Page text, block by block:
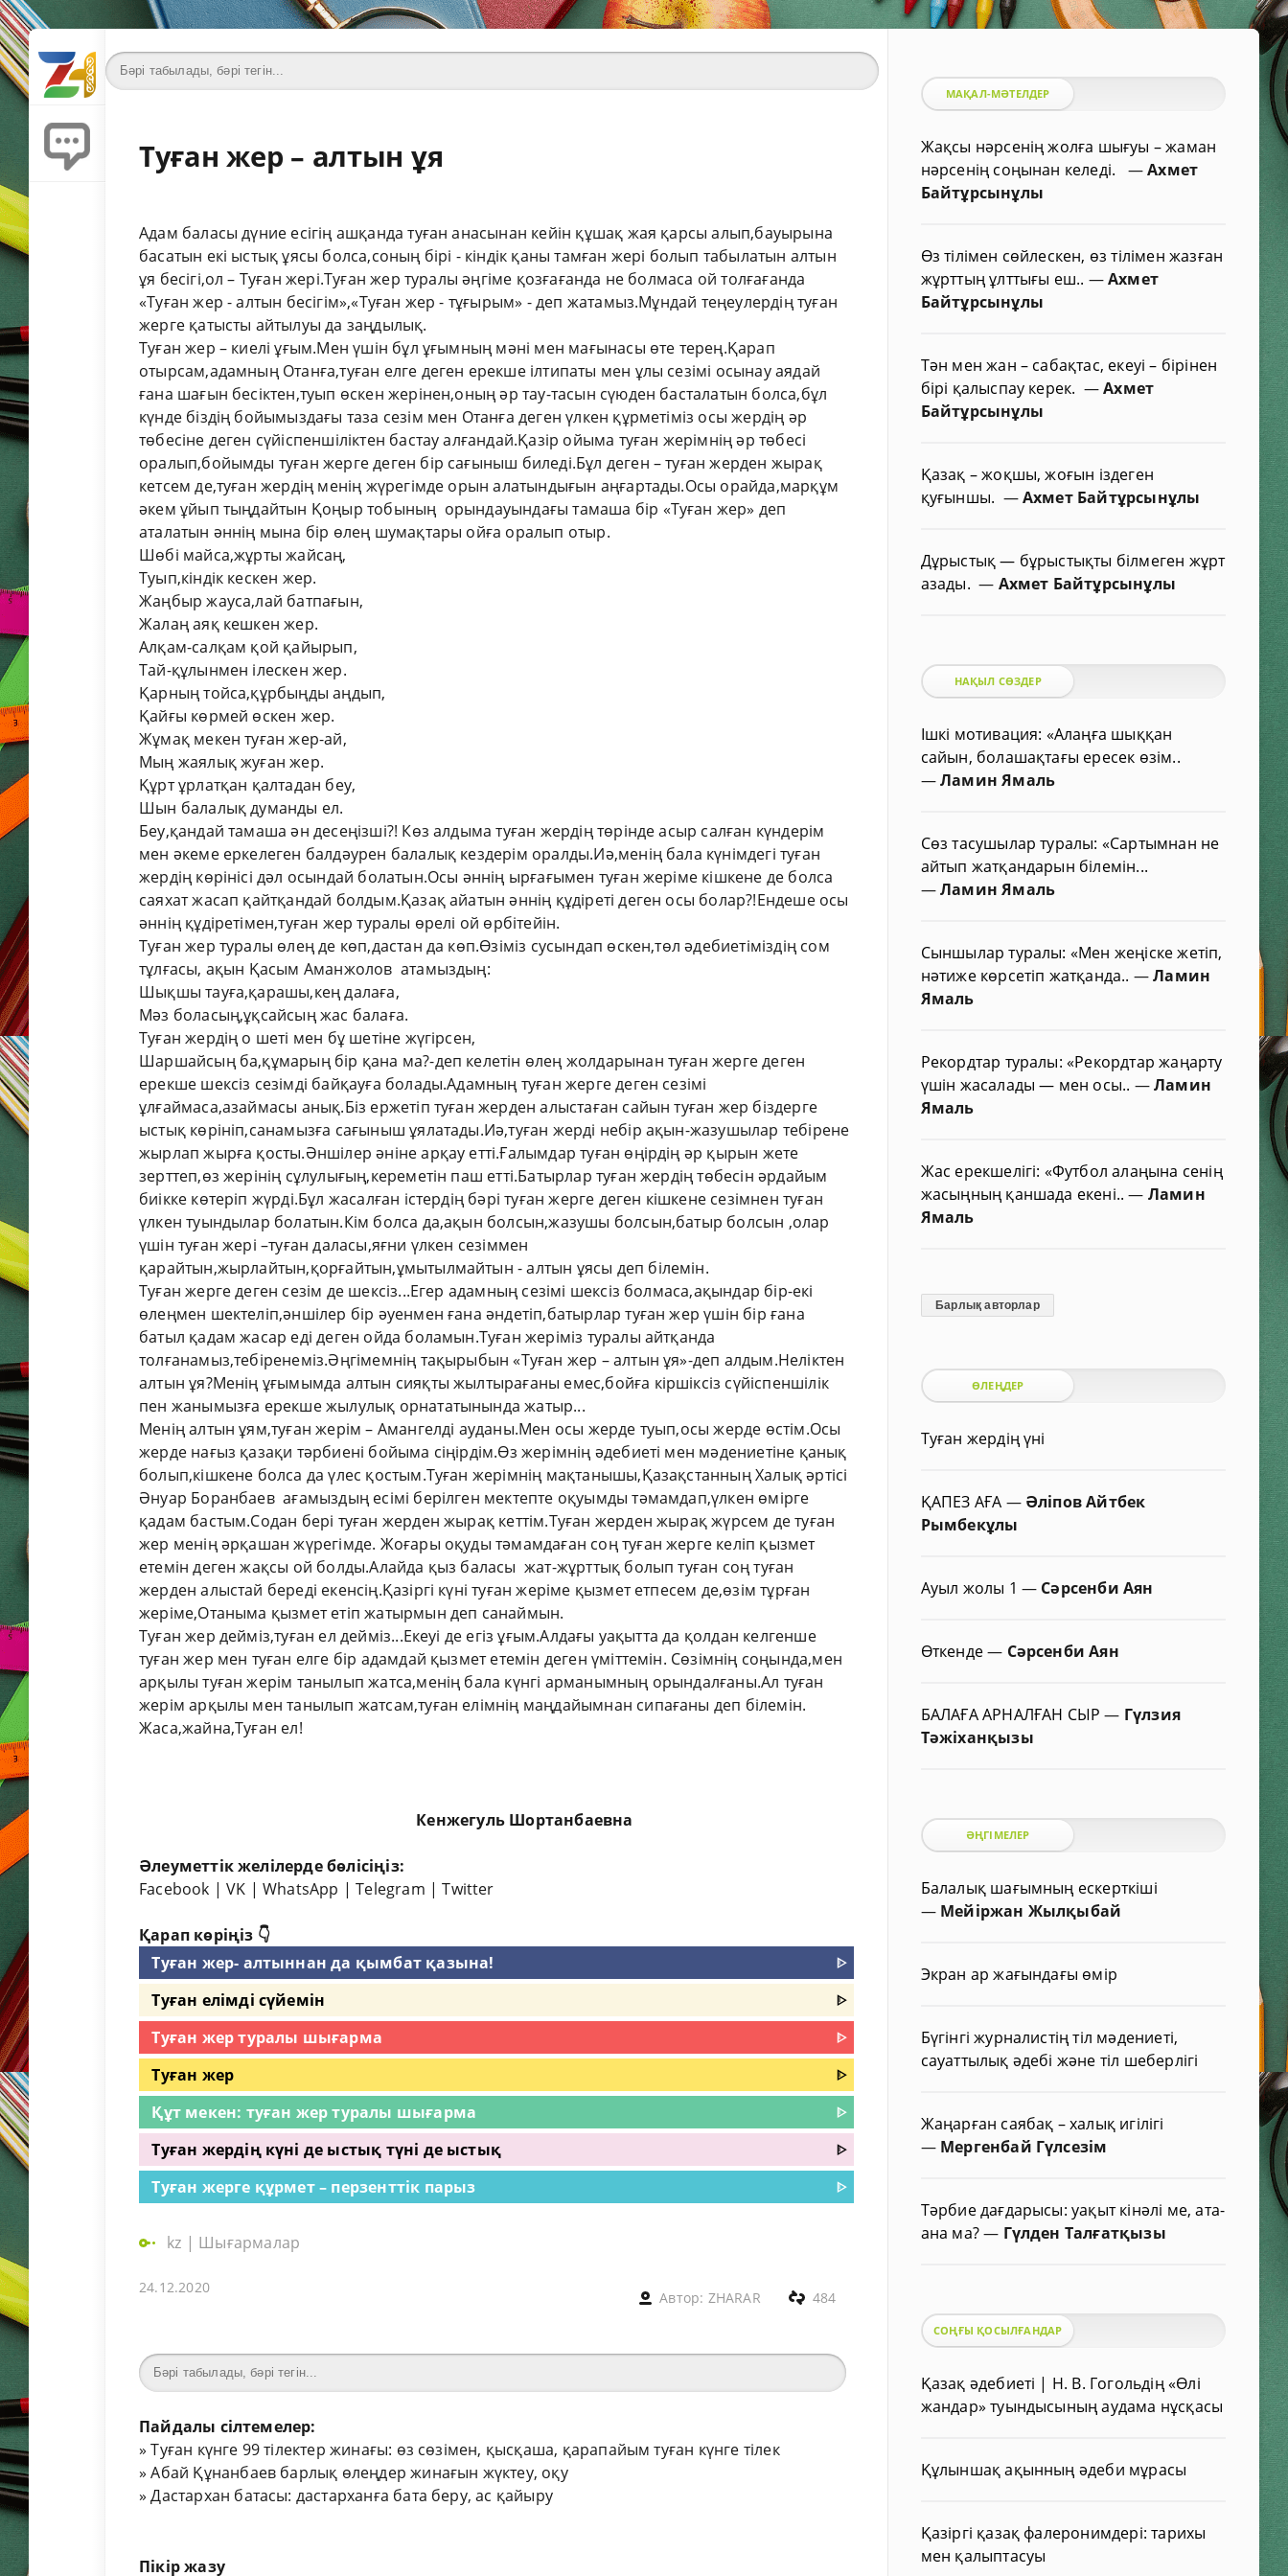
Туған жер – алтын ұя
Адам баласы дүние есігің ашқанда туған анасынан кейін құшақ жая қарсы алып,бауырына
басатын екі ыстық ұясы болса,соның бірі - кіндік қаны тамған жері болып табылатын алтын
ұя бесігі,ол – Туған жері.Туған жер туралы әңгіме қозғағанда не болмаса ой толғағанда
«Туған жер - алтын бесігім»,«Туған жер - тұғырым» - деп жатамыз.Мұндай теңеулердің туған
жерге қатысты айтылуы да заңдылық.
Туған жер – киелі ұғым.Мен үшін бұл ұғымның мәні мен мағынасы өте терең.Қарап
отырсам,адамның Отанға,туған елге деген ерекше ілтипаты мен ұлы сезімі осынау аядай
ғана шағын бесіктен,туып өскен жерінен,оның әр тау-тасын сүюден басталатын болса,бұл
күнде біздің бойымыздағы таза сезім мен Отанға деген үлкен құрметіміз осы жердің әр
төбесіне деген сүйіспеншіліктен бастау алғандай.Қазір ойыма туған жерімнің әр төбесі
оралып,бойымды туған жерге деген бір сағыныш биледі.Бұл деген – туған жерден жырақ
кетсем де,туған жердің менің жүрегімде орын алатындығын аңғартады.Осы орайда,марқұм
әкем ұйып тыңдайтын Қоңыр тобының орындауындағы тамаша бір «Туған жер» деп
аталатын әннің мына бір өлең шумақтары ойға оралып отыр.
Шөбі майса,жұрты жайсаң,
Туып,кіндік кескен жер.
Жаңбыр жауса,лай батпағын,
Жалаң аяқ кешкен жер.
Алқам-салқам қой қайырып,
Тай-құлынмен ілескен жер.
Қарның тойса,құрбыңды аңдып,
Қайғы көрмей өскен жер.
Жұмақ мекен туған жер-ай,
Мың жаялық жуған жер.
Құрт ұрлатқан қалтадан беу,
Шын балалық думанды ел.
Беу,қандай тамаша ән десеңізші?! Көз алдыма туған жердің төрінде асыр салған күндерім
мен әкеме еркелеген балдәурен балалық кездерім оралды.Иә,менің бала күнімдегі туған
жердің көрінісі дәл осындай болатын.Осы әннің ырғағымен туған жеріме кішкене де болса
саяхат жасап қайтқандай болдым.Қазақ айатын әннің құдіреті деген осы болар?!Ендеше осы
әннің құдіретімен,туған жер туралы өрелі ой өрбітейін.
Туған жер туралы өлең де көп,дастан да көп.Өзіміз сусындап өскен,төл әдебиетіміздің сом
тұлғасы, ақын Қасым Аманжолов атамыздың:
Шықшы тауға,қарашы,кең далаға,
Мәз боласың,ұқсайсың жас балаға.
Туған жердің о шеті мен бұ шетіне жүгірсен,
Шаршайсың ба,құмарың бір қана ма?-деп келетін өлең жолдарынан туған жерге деген
ерекше шексіз сезімді байқауға болады.Адамның туған жерге деген сезімі
ұлғаймаса,азаймасы анық.Біз ержетіп туған жерден алыстаған сайын туған жер біздерге
ыстық көрініп,санамызға сағыныш ұялатады.Иә,туған жерді небір ақын-жазушылар тебірене
жырлап жырға қосты.Әншілер әніне арқау етті.Ғалымдар туған өңірдің әр қырын жете
зерттеп,өз жерінің сұлулығың,кереметін паш етті.Батырлар туған жердің төбесін әрдайым
биікке көтеріп жүрді.Бұл жасалған істердің бәрі туған жерге деген кішкене сезімнен туған
үлкен туындылар болатын.Кім болса да,ақын болсын,жазушы болсын,батыр болсын ,олар
үшін туған жері –туған даласы,яғни үлкен сезіммен
қарайтын,жырлайтын,қорғайтын,ұмытылмайтын - алтын ұясы деп білемін.
Туған жерге деген сезім де шексіз...Егер адамның сезімі шексіз болмаса,ақындар бір-екі
өлеңмен шектеліп,әншілер бір әуенмен ғана әндетіп,батырлар туған жер үшін бір ғана
батыл қадам жасар еді деген ойда боламын.Туған жеріміз туралы айтқанда
толғанамыз,тебіренеміз.Әңгімемнің тақырыбын «Туған жер – алтын ұя»-деп алдым.Неліктен
алтын ұя?Менің ұғымымда алтын сияқты жылтырағаны емес,бойға кіршіксіз сүйіспеншілік
пен жанымызға ерекше жылулық орнататынында жатыр...
Менің алтын ұям,туған жерім – Амангелді ауданы.Мен осы жерде туып,осы жерде өстім.Осы
жерде нағыз қазақи тәрбиені бойыма сіңірдім.Өз жерімнің әдебиеті мен мәдениетіне қанық
болып,кішкене болса да үлес қостым.Туған жерімнің мақтанышы,Қазақстанның Халық әртісі
Әнуар Боранбаев ағамыздың есімі берілген мектепте оқуымды тәмамдап,үлкен өмірге
қадам бастым.Содан бері туған жерден жырақ кеттім.Туған жерден жырақ жүрсем де туған
жер менің әрқашан жүрегімде. Жоғары оқуды тәмамдаған соң туған жерге келіп қызмет
етемін деген жақсы ой болды.Алайда қыз баласы жат-жұрттық болып туған соң туған
жерден алыстай береді екенсің.Қазіргі күні туған жеріме қызмет етпесем де,өзім тұрған
жеріме,Отаныма қызмет етіп жатырмын деп санаймын.
Туған жер дейміз,туған ел дейміз...Екеуі де егіз ұғым.Алдағы уақытта да қолдан келгенше
туған жер мен туған елге бір адамдай қызмет етемін деген үміттемін. Сөзімнің соңында,мен
арқылы туған жерім танылып жатса,менің бала күнгі арманымның орындалғаны.Ал туған
жерім арқылы мен танылып жатсам,туған елімнің маңдайымнан сипағаны деп білемін.
Жаса,жайна,Туған ел!
Кенжегуль Шортанбаевна
Әлеуметтік желілерде бөлісіңіз:
Facebook |VK |WhatsApp |Telegram |Twitter
Қарап көріңіз 👇
Туған жер- алтыннан да қымбат қазына!
ᐈ
Туған елімді сүйемін
ᐈ
Туған жер туралы шығарма
ᐈ
Туған жер
ᐈ
Құт мекен: туған жер туралы шығарма
ᐈ
Туған жердің күні де ыстық түні де ыстық
ᐈ
Туған жерге құрмет – перзенттік парыз
ᐈ
kz | Шығармалар
24.12.2020
Автор: ZHARAR 484
Пайдалы сілтемелер:
»Туған күнге 99 тілектер жинағы: өз сөзімен, қысқаша, қарапайым туған күнге тілек
»Абай Құнанбаев барлық өлеңдер жинағын жүктеу, оқу
»Дастархан батасы: дастарханға бата беру, ас қайыру
Пікір жазу
МАҚАЛ-МӘТЕЛДЕР
Жақсы нәрсенің жолға шығуы – жаман
нәрсенің соңынан келеді. —Ахмет
Байтұрсынұлы
Өз тілімен сөйлескен, өз тілімен жазған
жұрттың ұлттығы еш.. —Ахмет
Байтұрсынұлы
Тән мен жан – сабақтас, екеуі – бірінен
бірі қалыспау керек. —Ахмет
Байтұрсынұлы
Қазақ – жоқшы, жоғын іздеген
қуғыншы. —Ахмет Байтұрсынұлы
Дұрыстық — бұрыстықты білмеген жұрт
азады.— Ахмет Байтұрсынұлы
НАҚЫЛ СӨЗДЕР
Ішкі мотивация: «Алаңға шыққан
сайын, болашақтағы ересек өзім..
—Ламин Ямаль
Сөз тасушылар туралы: «Сартымнан не
айтып жатқандарын білемін...
—Ламин Ямаль
Сыншылар туралы: «Мен жеңіске жетіп,
нәтиже көрсетіп жатқанда.. —Ламин
Ямаль
Рекордтар туралы: «Рекордтар жаңарту
үшін жасалады — мен осы.. —Ламин
Ямаль
Жас ерекшелігі: «Футбол алаңына сенің
жасыңның қаншада екені..— Ламин
Ямаль
Барлық авторлар
ӨЛЕҢДЕР
Туған жердің үні
ҚАПЕЗ АҒА — Әліпов Айтбек
Рымбекұлы
Ауыл жолы 1 — Сәрсенби Аян
Өткенде— Сәрсенби Аян
БАЛАҒА АРНАЛҒАН СЫР— Гүлзия
Тәжіханқызы
ӘҢГІМЕЛЕР
Балалық шағымның ескерткіші
— Мейіржан Жылқыбай
Экран ар жағындағы өмір
Бүгінгі журналистің тіл мәдениеті,
сауаттылық әдебі және тіл шеберлігі
Жаңарған саябақ – халық игілігі
— Мергенбай Гүлсезім
Тәрбие дағдарысы: уақыт кінәлі ме, ата-
ана ма?— Гүлден Талғатқызы
СОҢҒЫ ҚОСЫЛҒАНДАР
Қазақ әдебиеті | Н. В. Гогольдің «Өлі
жандар» туындысының аудама нұсқасы
Құлыншақ ақынның әдеби мұрасы
Қазіргі қазақ фалеронимдері: тарихы
мен қалыптасуы